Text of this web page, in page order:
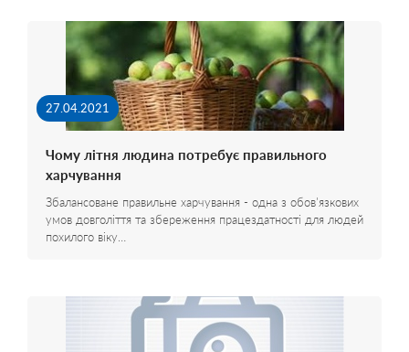
27.04.2021
Чому літня людина потребує правильного
харчування
Збалансоване правильне харчування - одна з обов'язкових
умов довголіття та збереження працездатності для людей
похилого віку…